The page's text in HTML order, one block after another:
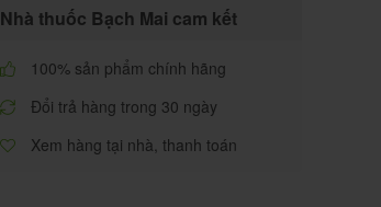
Nhà thuốc Bạch Mai cam kết
100% sản phẩm chính hãng
Đổi trả hàng trong 30 ngày
Xem hàng tại nhà, thanh toán